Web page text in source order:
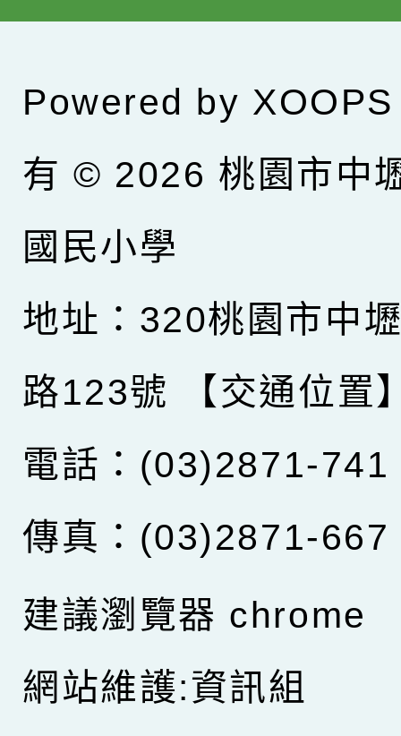
Powered by XOOPS
有 © 2026 桃園市中
國民小學
地址：320桃園市中
路123號
【交通位置
電話：(03)2871-741
傳真：(03)2871-667
建議瀏覽器 chrome
網站維護:資訊組